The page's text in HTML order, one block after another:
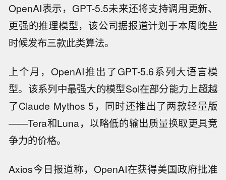
OpenAI表示，GPT-5.5未来还将支持调用更新、
更强的推理模型，该公司据报道计划于本周晚些
时候发布三款此类算法。
上个月，OpenAI推出了GPT-5.6系列大语言模
型。该系列中最强大的模型Sol在部分能力上超越
了Claude Mythos 5，同时还推出了两款轻量版
——Tera和Luna，以略低的输出质量换取更具竞
争力的价格。
Axios今日报道称，OpenAI在获得美国政府批准